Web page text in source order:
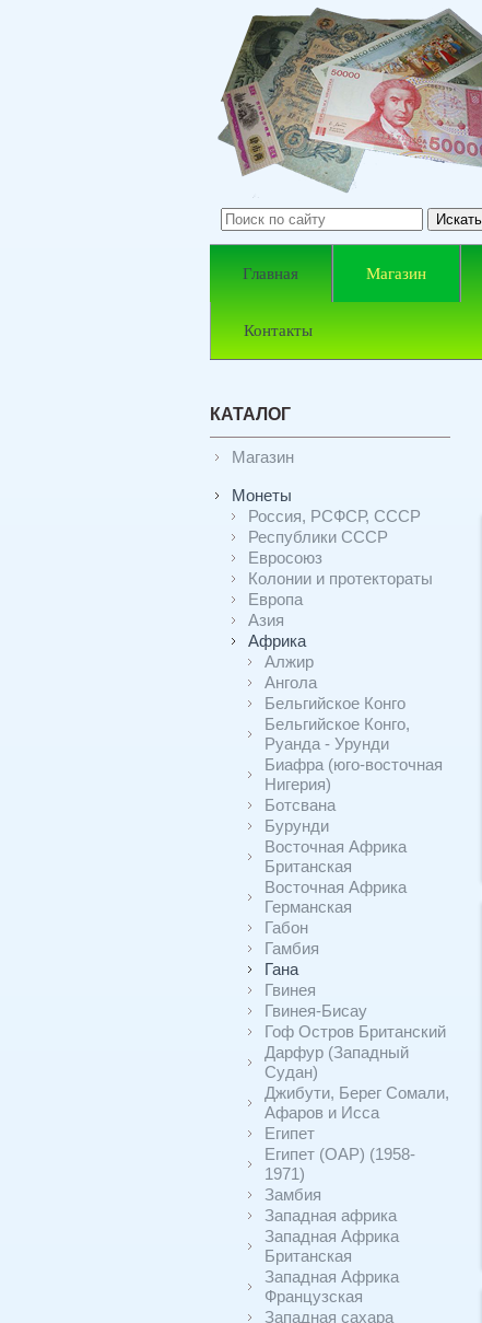
Главная Магазин
Контакты
КАТАЛОГ
Магазин
Монеты
Россия, РСФСР, СССР
Республики СССР
Евросоюз
Колонии и протектораты
Европа
Азия
Африка
Алжир
Ангола
Бельгийское Конго
Бельгийское Конго,
Руанда - Урунди
Биафра (юго-восточная
Нигерия)
Ботсвана
Бурунди
Восточная Африка
Британская
Восточная Африка
Германская
Габон
Гамбия
Гана
Гвинея
Гвинея-Бисау
Гоф Остров Британский
Дарфур (Западный
Судан)
Джибути, Берег Сомали,
Афаров и Исса
Египет
Египет (ОАР) (1958-
1971)
Замбия
Западная африка
Западная Африка
Британская
Западная Африка
Французская
Западная сахара